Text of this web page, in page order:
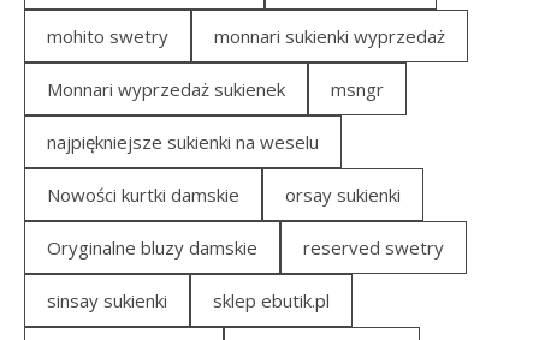
mohito swetry monnari sukienki wyprzedaż
Monnari wyprzedaż sukienek msngr
najpiękniejsze sukienki na weselu
Nowości kurtki damskie orsay sukienki
Oryginalne bluzy damskie reserved swetry
sinsay sukienki sklep ebutik.pl